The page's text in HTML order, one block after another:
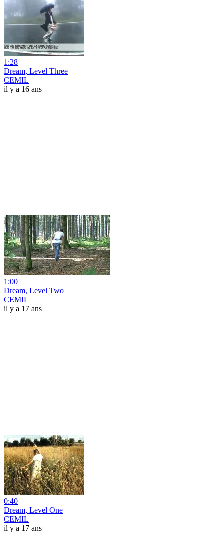
1:28
Dream, Level Three
CEMIL
il y a 16 ans
1:00
Dream, Level Two
CEMIL
il y a 17 ans
0:40
Dream, Level One
CEMIL
il y a 17 ans